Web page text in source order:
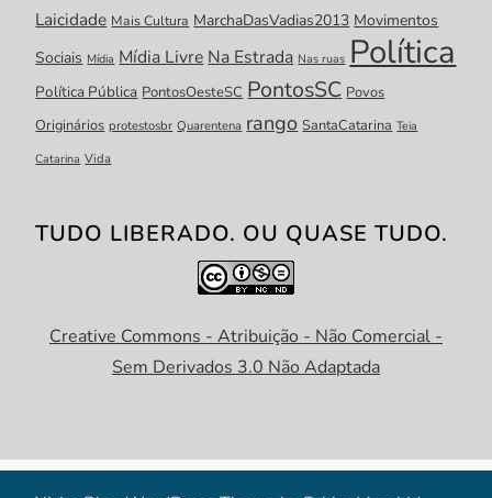
Laicidade Mais Cultura MarchaDasVadias2013 Movimentos
Sociais Mídia Mídia Livre Na Estrada Nas ruas Política
Política Pública PontosOesteSC PontosSC Povos
Originários protestosbr Quarentena rango SantaCatarina Teia
Catarina Vida
TUDO LIBERADO. OU QUASE TUDO.
Creative Commons - Atribuição - Não Comercial -
Sem Derivados 3.0 Não Adaptada